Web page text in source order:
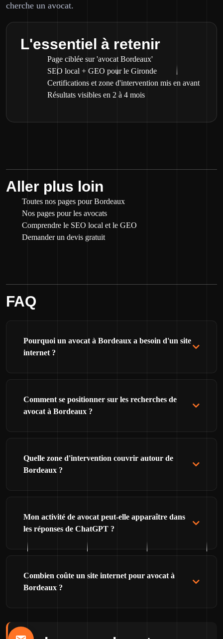
cherche un avocat.
L'essentiel à retenir
Page ciblée sur 'avocat Bordeaux'
SEO local + GEO pour le Gironde
Certifications et zone d'intervention mis en avant
Résultats visibles en 2 à 4 mois
Aller plus loin
Toutes nos pages pour Bordeaux
Nos pages pour les avocats
Comprendre le SEO local et le GEO
Demander un devis gratuit
FAQ
Pourquoi un avocat à Bordeaux a besoin d'un site
internet ?
Comment se positionner sur les recherches de
avocat à Bordeaux ?
Quelle zone d'intervention couvrir autour de
Bordeaux ?
Mon activité de avocat peut-elle apparaître dans
les réponses de ChatGPT ?
Combien coûte un site internet pour avocat à
Bordeaux ?